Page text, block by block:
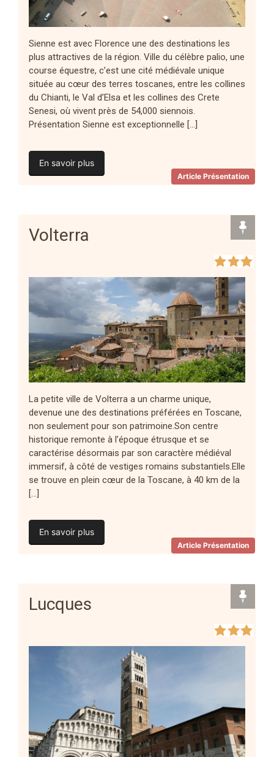
Article Présentation
Sienne est avec Florence une des destinations les
plus attractives de la région. Ville du célèbre palio, une
course équestre, c’est une cité médiévale unique
située au cœur des terres toscanes, entre les collines
du Chianti, le Val d’Elsa et les collines des Crete
Senesi, où vivent près de 54,000 siennois.
Présentation Sienne est exceptionnelle […]
En savoir plus
Article Présentation
Volterra
La petite ville de Volterra a un charme unique,
devenue une des destinations préférées en Toscane,
non seulement pour son patrimoine.Son centre
historique remonte à l’époque étrusque et se
caractérise désormais par son caractère médiéval
immersif, à côté de vestiges romains substantiels.Elle
se trouve en plein cœur de la Toscane, à 40 km de la
[…]
En savoir plus
Lucques